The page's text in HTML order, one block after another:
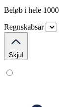
Beløb i hele 1000
Regnskabsår
Skjul